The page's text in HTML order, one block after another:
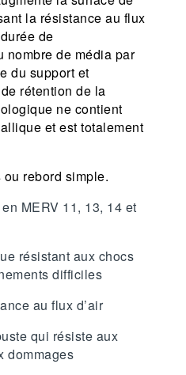
la résistance au flux
de
nombre de média par
du support et
rétention de la
ne contient
et est totalement
rebord simple.
MERV 11, 13, 14 et
résistant aux chocs
difficiles
au flux d’air
qui résiste aux
dommages